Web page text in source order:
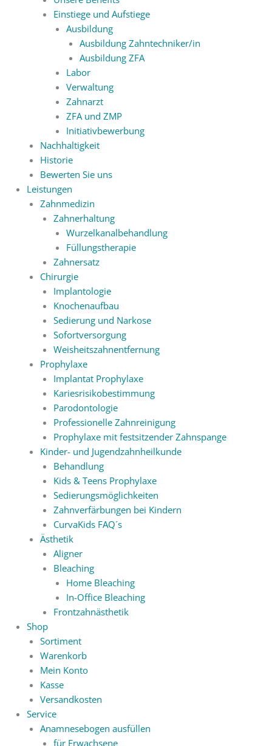
Einstiege und Aufstiege
Ausbildung
Ausbildung Zahntechniker/in
Ausbildung ZFA
Labor
Verwaltung
Zahnarzt
ZFA und ZMP
Initiativbewerbung
Nachhaltigkeit
Historie
Bewerten Sie uns
Leistungen
Zahnmedizin
Zahnerhaltung
Wurzelkanalbehandlung
Füllungstherapie
Zahnersatz
Chirurgie
Implantologie
Knochenaufbau
Sedierung und Narkose
Sofortversorgung
Weisheitszahnentfernung
Prophylaxe
Implantat Prophylaxe
Kariesrisikobestimmung
Parodontologie
Professionelle Zahnreinigung
Prophylaxe mit festsitzender Zahnspange
Kinder- und Jugendzahnheilkunde
Behandlung
Kids & Teens Prophylaxe
Sedierungsmöglichkeiten
Zahnverfärbungen bei Kindern
CurvaKids FAQ´s
Ästhetik
Aligner
Bleaching
Home Bleaching
In-Office Bleaching
Frontzahnästhetik
Shop
Sortiment
Warenkorb
Mein Konto
Kasse
Versandkosten
Service
Anamnesebogen ausfüllen
für Erwachsene